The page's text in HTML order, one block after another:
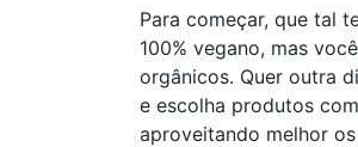
Para começar, que tal
100% vegano, mas
orgânicos. Quer outra
e escolha produtos
aproveitando melhor